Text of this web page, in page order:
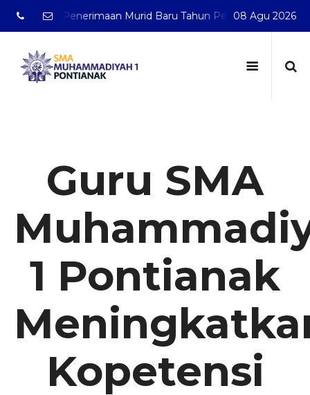
Penerimaan Murid Baru Tahun Pelajaran 2026/202708 Agu 2026
Guru SMA
1 Pontianak
Kopetensi